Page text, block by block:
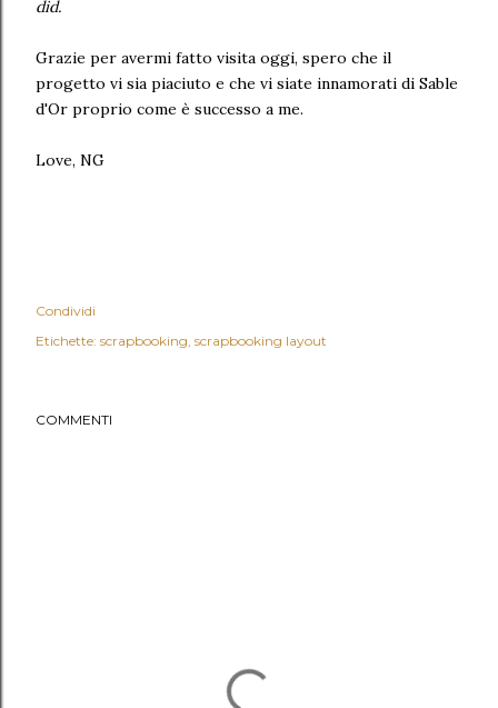
did.
Grazie per avermi fatto visita oggi, spero che il
progetto vi sia piaciuto e che vi siate innamorati di Sable
d'Or proprio come è successo a me.
Love, NG
Condividi
Etichette: scrapbooking scrapbooking layout
COMMENTI